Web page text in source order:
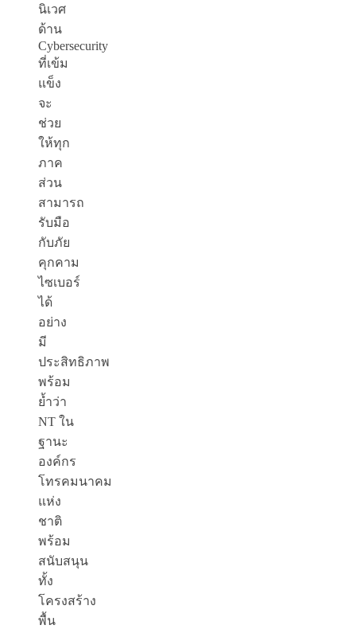
นิเวศ
ด้าน
Cybersecurity
ที่เข้ม
แข็ง
จะ
ช่วย
ให้ทุก
ภาค
ส่วน
สามารถ
รับมือ
กับภัย
คุกคาม
ไซเบอร์
ได้
อย่าง
มี
ประสิทธิภาพ
พร้อม
ย้ำว่า
NT ใน
ฐานะ
องค์กร
โทรคมนาคม
แห่ง
ชาติ
พร้อม
สนับสนุน
ทั้ง
โครงสร้าง
พื้น